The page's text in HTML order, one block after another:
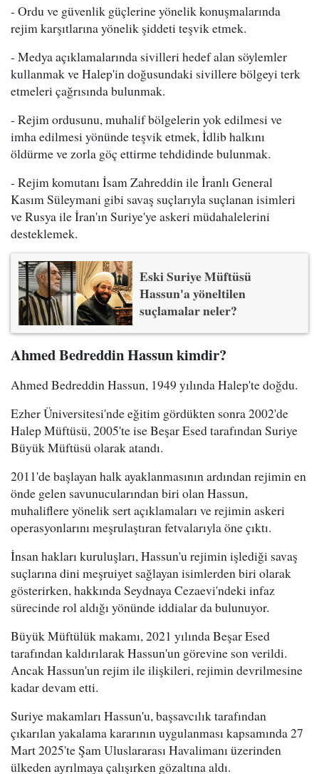
- Ordu ve güvenlik güçlerine yönelik konuşmalarında
rejim karşıtlarına yönelik şiddeti teşvik etmek.
- Medya açıklamalarında sivilleri hedef alan söylemler
kullanmak ve Halep'in doğusundaki sivillere bölgeyi terk
etmeleri çağrısında bulunmak.
- Rejim ordusunu, muhalif bölgelerin yok edilmesi ve
imha edilmesi yönünde teşvik etmek, İdlib halkını
öldürme ve zorla göç ettirme tehdidinde bulunmak.
- Rejim komutanı İsam Zahreddin ile İranlı General
Kasım Süleymani gibi savaş suçlarıyla suçlanan isimleri
ve Rusya ile İran'ın Suriye'ye askeri müdahalelerini
desteklemek.
Eski Suriye Müftüsü
Hassun'a yöneltilen
suçlamalar neler?
Ahmed Bedreddin Hassun kimdir?
Ahmed Bedreddin Hassun, 1949 yılında Halep'te doğdu.
Ezher Üniversitesi'nde eğitim gördükten sonra 2002'de
Halep Müftüsü, 2005'te ise Beşar Esed tarafından Suriye
Büyük Müftüsü olarak atandı.
2011'de başlayan halk ayaklanmasının ardından rejimin en
önde gelen savunucularından biri olan Hassun,
muhaliflere yönelik sert açıklamaları ve rejimin askeri
operasyonlarını meşrulaştıran fetvalarıyla öne çıktı.
İnsan hakları kuruluşları, Hassun'u rejimin işlediği savaş
suçlarına dini meşruiyet sağlayan isimlerden biri olarak
gösterirken, hakkında Seydnaya Cezaevi'ndeki infaz
sürecinde rol aldığı yönünde iddialar da bulunuyor.
Büyük Müftülük makamı, 2021 yılında Beşar Esed
tarafından kaldırılarak Hassun'un görevine son verildi.
Ancak Hassun'un rejim ile ilişkileri, rejimin devrilmesine
kadar devam etti.
Suriye makamları Hassun'u, başsavcılık tarafından
çıkarılan yakalama kararının uygulanması kapsamında 27
Mart 2025'te Şam Uluslararası Havalimanı üzerinden
ülkeden ayrılmaya çalışırken gözaltına aldı.